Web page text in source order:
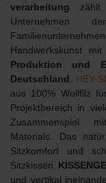
verarbeitung zählt
Unternehmen
Handwerkskunst
Produktion und
Deutschland
HEY-
aus 100% Wollfilz
Projektbereich in
Zusammenspiel
Materials. Das
Sitzkomfort und
Sitzkissen
und vertikal